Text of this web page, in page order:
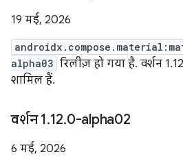
19 मई, 2026
alpha03 रिलीज़ हो गया है. वर्शन
शामिल हैं.
वर्शन 1.12.0-alpha02
6 मई, 2026